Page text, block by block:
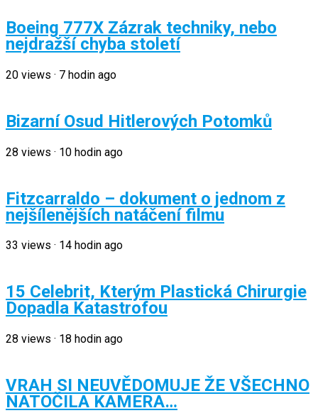
Boeing 777X Zázrak techniky, nebo
nejdražší chyba století
20 views · 7 hodin ago
Bizarní Osud Hitlerových Potomků
28 views · 10 hodin ago
Fitzcarraldo – dokument o jednom z
nejšílenějších natáčení filmu
33 views · 14 hodin ago
15 Celebrit, Kterým Plastická Chirurgie
Dopadla Katastrofou
28 views · 18 hodin ago
VRAH SI NEUVĚDOMUJE ŽE VŠECHNO
NATOČILA KAMERA…